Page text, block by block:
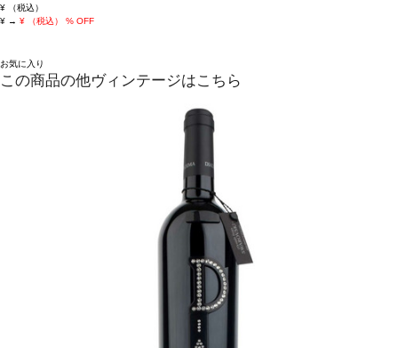
¥
（税込）
¥ → ¥ （税込） % OFF
お気に入り
この商品の他ヴィンテージはこちら